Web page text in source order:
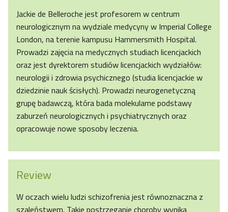
Jackie de Belleroche jest profesorem w centrum
neurologicznym na wydziale medycyny w Imperial College
London, na terenie kampusu Hammersmith Hospital.
Prowadzi zajęcia na medycznych studiach licencjackich
oraz jest dyrektorem studiów licencjackich wydziałów:
neurologii i zdrowia psychicznego (studia licencjackie w
dziedzinie nauk ścisłych). Prowadzi neurogenetyczną
grupę badawczą, która bada molekularne podstawy
zaburzeń neurologicznych i psychiatrycznych oraz
opracowuje nowe sposoby leczenia.
Review
W oczach wielu ludzi schizofrenia jest równoznaczna z
szaleństwem. Takie postrzeganie choroby wynika